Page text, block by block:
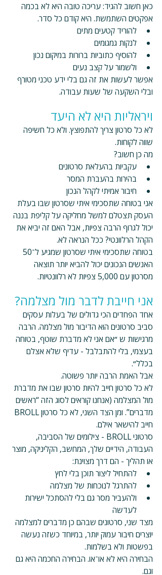
כאן חשוב להגיד: עריכה טובה היא לא בכמה
אפקטים השתמשת. היא קודם כל סדר.
להוריד קטעים מתים
לנקות גמגומים
להוסיף כתוביות ברורות במיקום נכון
ולשמור על קצב נעים
אפשר לעשות את זה גם בלי ידע טכני מטורף
ובלי השקעה של שעות עבודה.
ויראליות היא לא היעד
לא כל סרטון צריך להתפוצץ. ולא כל חשיפה
שווה לקוחות.
מה כן חשוב?
עקביות בהעלאת סרטונים
בהירות בהעברת המסר
חיבור אמיתי לקהל הנכון
אני בטוחה שתסכימי איתי שסרטון שבו בעלת
העסק תצטלם למשל מחליקה על קליפת בננה
יכול לגרוף הרבה צפיות, אבל האם זה יביא את
הקהל הרלוונטי? ככל הנראה לא.
האנשים הנכונים יכול להביא יותר תוצאה
מסרטון עם 5,000 צפיות לא רלוונטיות.
אני חייבת לדבר מול מצלמה?
אחד הפחדים הכי גדולים של בעלות עסקים
סביב סרטונים הוא הדיבור מול מצלמה. הרבה
מרגישות ש ״אם אני לא מדברת שוטף, בטוחה
בעצמי, בלי להתבלבל - עדיף שלא אצלם
בכלל״.
אבל האמת הרבה יותר פשוטה.
לא כל סרטון חייב להיות סרטון שבו את מדברת
מול המצלמה (אנחנו קוראים לסוג הזה “ראשים
חייב להישאר אילם.
סרטוני BROLL - צילומים של הסביבה,
העבודה, הידיים שלך, המחשב, הקליניקה, מוצר
או תהליך - הם דרך מצוינת:
להתחיל ליצור תוכן בלי לחץ
להתרגל לנוכחות של מצלמה
ולהעביר מסר גם בלי להסתכל ישירות
לעדשה
מצד שני, סרטונים שבהם כן מדברים למצלמה
יוצרים חיבור עמוק יותר, במיוחד כשזה נעשה
בפשטות ולא בשלמות.
הבחירה היא לא או־או. הבחירה החכמה היא גם
וגם.